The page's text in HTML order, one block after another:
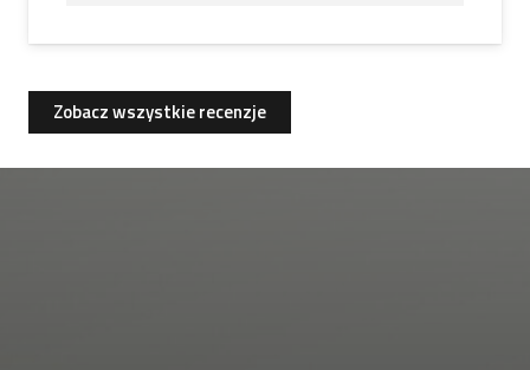
Zobacz wszystkie recenzje